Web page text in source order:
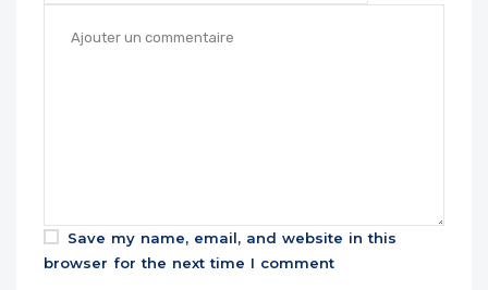
Save my name, email, and website in this
browser for the next time I comment